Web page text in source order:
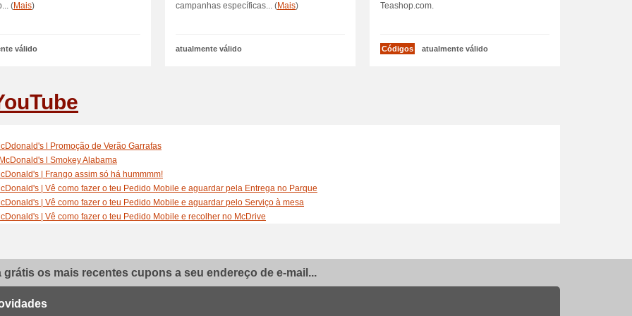
(Mais)
válido
campanhas específicas... (Mais)
atualmente válido
Teashop.com.
Códigos atualmente válido
l Promoção de Verão Garrafas
McDonald's l Smokey Alabama
| Frango assim só há hummmm!
| Vê como fazer o teu Pedido Mobile e aguardar pela Entrega no Parque
| Vê como fazer o teu Pedido Mobile e aguardar pelo Serviço à mesa
| Vê como fazer o teu Pedido Mobile e recolher no McDrive
| Pedidos Mobile - Pede mais tempo para a tua vida
| As nossas pessoas: Vanessa Gomes
| Os nossos fornecedores
| Os nossos fornecedores: Mendes Gonçalves e os seus molhos
grátis os mais recentes cupons a seu endereço de e-mail...